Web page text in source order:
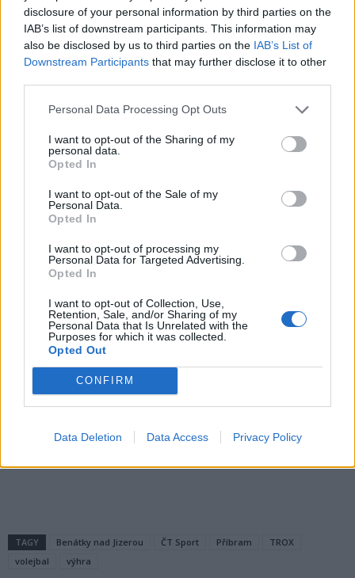
disclosure of your personal information by third parties on the
IAB’s list of downstream participants. This information may
also be disclosed by us to third parties on the IAB’s List of
Downstream Participants that may further disclose it to other
Personal Data Processing Opt Outs
I want to opt-out of the Sharing of my
personal data.
Opted In
I want to opt-out of the Sale of my
Personal Data.
Opted In
I want to opt-out of processing my
Personal Data for Targeted Advertising.
Opted In
I want to opt-out of Collection, Use,
Retention, Sale, and/or Sharing of my
Personal Data that Is Unrelated with the
Purposes for which it was collected.
Opted Out
CONFIRM
Data Deletion Data Access Privacy Policy
TAGY Benátky nad Jizerou ČT Sport Příbram
TROX
volejbal
výhra